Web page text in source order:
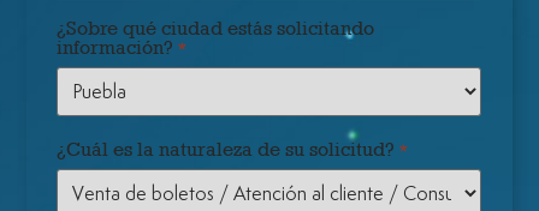
¿Sobre qué ciudad estás solicitando
información? *
¿Cuál es la naturaleza de su solicitud? *